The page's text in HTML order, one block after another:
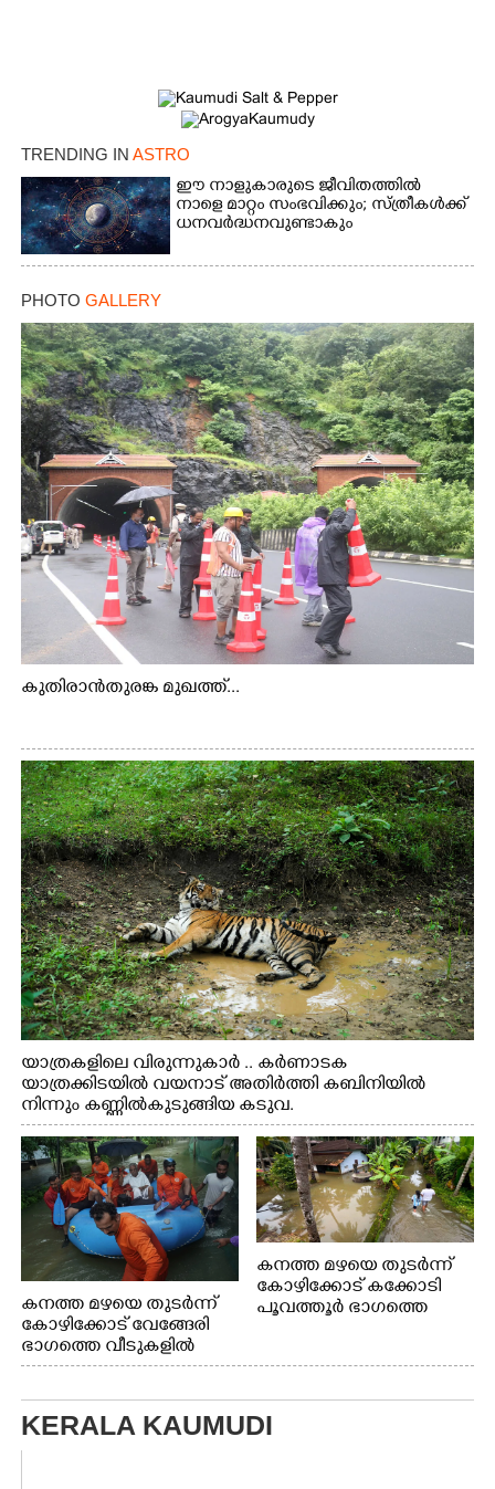
TRENDING IN ASTRO
ഈ നാളുകാരുടെ ജീവിതത്തിൽ
നാളെ മാറ്റം സംഭവിക്കും; സ്ത്രീകള്‍ക്ക്
ധനവര്‍ദ്ധനവുണ്ടാകും
PHOTO GALLERY
കുതിരാൻതുരങ്ക മുഖത്ത്...
യാത്രകളിലെ വിരുന്നുകാർ .. കർണാടക
യാത്രക്കിടയിൽ വയനാട് അതിർത്തി കബിനിയിൽ
നിന്നും കണ്ണിൽകുടുങ്ങിയ കടുവ.
കനത്ത മഴയെ തുടർന്ന്
കോഴിക്കോട് വേങ്ങേരി
ഭാഗത്തെ വീടുകളിൽ
വെള്ളം
മാറ്റുന്ന സുരക്ഷാസേനാം
ഗങ്ങൾ
കനത്ത മഴയെ തുടർന്ന്
കോഴിക്കോട് കക്കോടി
പൂവത്തൂർ ഭാഗത്തെ
KERALA KAUMUDI